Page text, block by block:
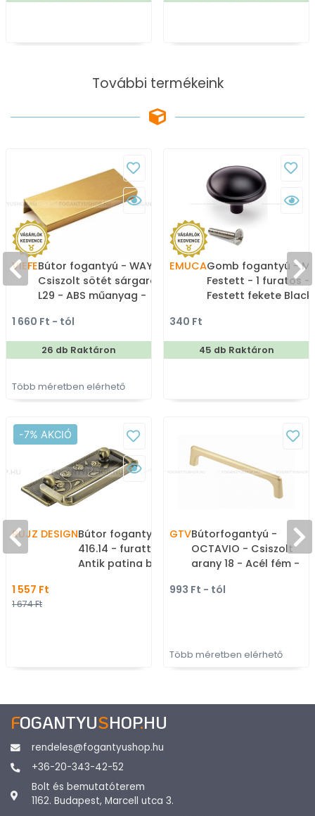
További termékeink
VIEFEBútor fogantyú - WAY II. -
Csiszolt sötét sárgaréz
L29 - ABS műanyag -
színes fém fogantyú
1 660 Ft - tól
26 db Raktáron
Több méretben elérhető
EMUCAGomb fogantyú -
Festett - 1 furatos -
Festett fekete
gombfogantyú,
bútorgomb
340 Ft
45 db Raktáron
-7% AKCIÓ
RUJZ DESIGNBútor fogantyú - 64
416.14 - furattáv 64 mm -
Antik patina barna
ötvözet - Klasszikus,
1 557 Ft
1 674 Ft
GTVBútorfogantyú -
OCTAVIO - Csiszolt
arany 18 - Acél fém -
színes fém
993 Ft - tól
Több méretben elérhető
FOGANTYUSHOP.HU
rendeles@fogantyushop.hu
+36-20-343-42-52
Bolt és bemutatóterem
1162. Budapest, Marcell utca 3.